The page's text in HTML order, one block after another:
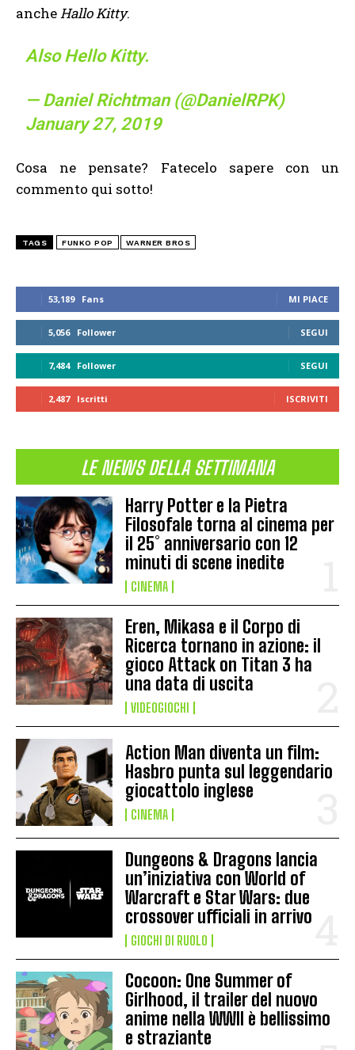
53,189 Fans MI PIACE
5,056 Follower SEGUI
7,484 Follower SEGUI
2,487 Iscritti ISCRIVITI
LE NEWS DELLA SETTIMANA
Harry Potter e la Pietra
Filosofale torna al cinema per
il 25° anniversario con 12
minuti di scene inedite
CINEMA
Eren, Mikasa e il Corpo di
Ricerca tornano in azione: il
gioco Attack on Titan 3 ha
una data di uscita
VIDEOGIOCHI
Action Man diventa un film:
Hasbro punta sul leggendario
giocattolo inglese
CINEMA
Dungeons & Dragons lancia
un’iniziativa con World of
Warcraft e Star Wars: due
crossover ufficiali in arrivo
GIOCHI DI RUOLO
Cocoon: One Summer of
Girlhood, il trailer del nuovo
anime nella WWII è bellissimo
e straziante
ancheHallo Kitty.
Also Hello Kitty.
— Daniel Richtman (@DanielRPK)
January 27, 2019
Cosa ne pensate? Fatecelo sapere con un
commento qui sotto!
TAGS FUNKO POP WARNER BROS